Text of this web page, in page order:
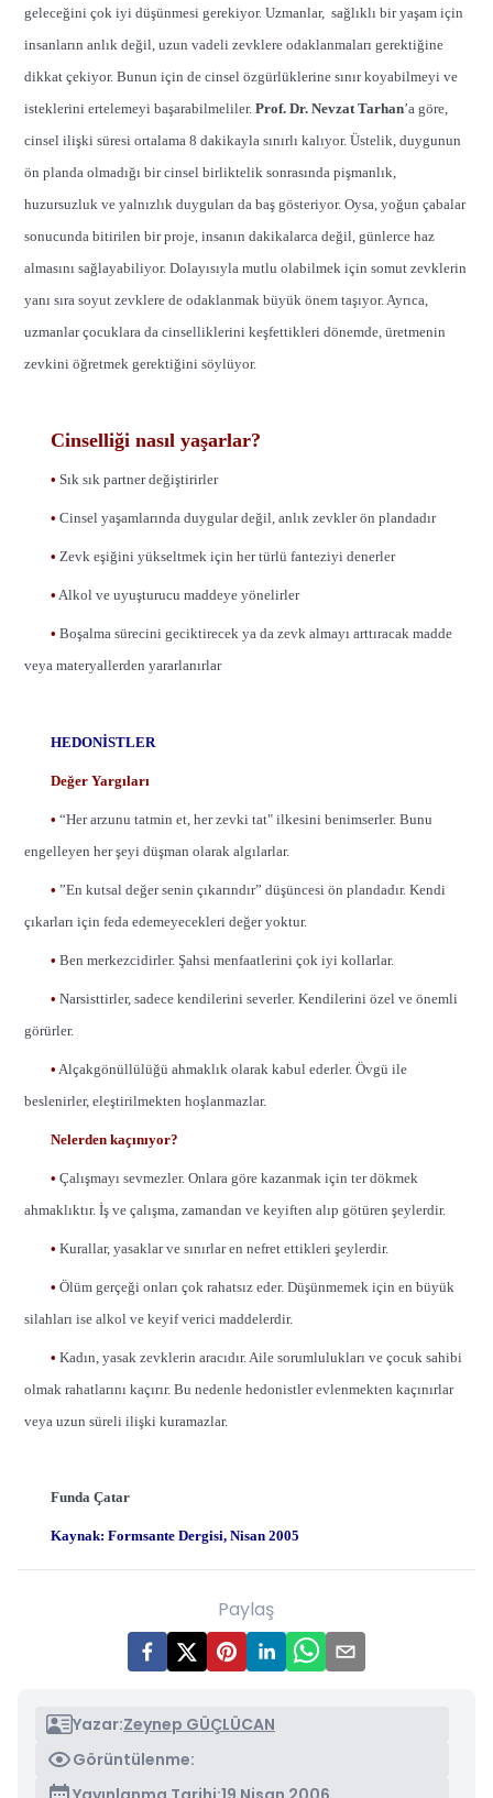
geleceğini çok iyi düşünmesi gerekiyor. Uzmanlar, sağlıklı bir yaşam için
insanların anlık değil, uzun vadeli zevklere odaklanmaları gerektiğine
dikkat çekiyor. Bunun için de cinsel özgürlüklerine sınır koyabilmeyi ve
isteklerini ertelemeyi başarabilmeliler. Prof. Dr. Nevzat Tarhan’a göre,
cinsel ilişki süresi ortalama 8 dakikayla sınırlı kalıyor. Üstelik, duygunun
ön planda olmadığı bir cinsel birliktelik sonrasında pişmanlık,
huzursuzluk ve yalnızlık duyguları da baş gösteriyor. Oysa, yoğun çabalar
sonucunda bitirilen bir proje, insanın dakikalarca değil, günlerce haz
almasını sağlayabiliyor. Dolayısıyla mutlu olabilmek için somut zevklerin
yanı sıra soyut zevklere de odaklanmak büyük önem taşıyor. Ayrıca,
uzmanlar çocuklara da cinselliklerini keşfettikleri dönemde, üretmenin
zevkini öğretmek gerektiğini söylüyor.
Cinselliği nasıl yaşarlar?
• Sık sık partner değiştirirler
• Cinsel yaşamlarında duygular değil, anlık zevkler ön plandadır
• Zevk eşiğini yükseltmek için her türlü fanteziyi denerler
• Alkol ve uyuşturucu maddeye yönelirler
• Boşalma sürecini geciktirecek ya da zevk almayı arttıracak madde
veya materyallerden yararlanırlar
HEDONİSTLER
Değer Yargıları
• “Her arzunu tatmin et, her zevki tat" ilkesini benimserler. Bunu
engelleyen her şeyi düşman olarak algılarlar.
• ”En kutsal değer senin çıkarındır” düşüncesi ön plandadır. Kendi
çıkarları için feda edemeyecekleri değer yoktur.
• Ben merkezcidirler. Şahsi menfaatlerini çok iyi kollarlar.
• Narsisttirler, sadece kendilerini severler. Kendilerini özel ve önemli
görürler.
• Alçakgönüllülüğü ahmaklık olarak kabul ederler. Övgü ile
beslenirler, eleştirilmekten hoşlanmazlar.
Nelerden kaçınıyor?
• Çalışmayı sevmezler. Onlara göre kazanmak için ter dökmek
ahmaklıktır. İş ve çalışma, zamandan ve keyiften alıp götüren şeylerdir.
• Kurallar, yasaklar ve sınırlar en nefret ettikleri şeylerdir.
• Ölüm gerçeği onları çok rahatsız eder. Düşünmemek için en büyük
silahları ise alkol ve keyif verici maddelerdir.
• Kadın, yasak zevklerin aracıdır. Aile sorumlulukları ve çocuk sahibi
olmak rahatlarını kaçırır. Bu nedenle hedonistler evlenmekten kaçınırlar
veya uzun süreli ilişki kuramazlar.
Funda Çatar
Kaynak: Formsante Dergisi, Nisan 2005
Paylaş
Yazar:Zeynep GÜÇLÜCAN
Görüntülenme: